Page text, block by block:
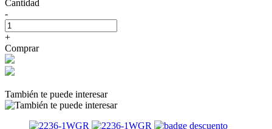
Cantidad
-
+
Comprar
También te puede interesar